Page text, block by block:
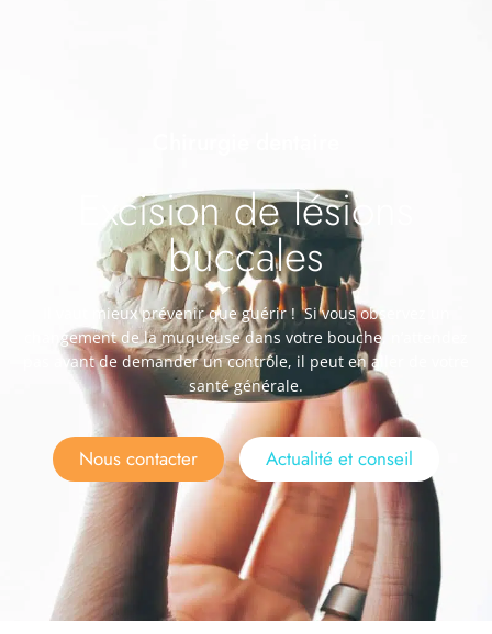
Excision de lésions
buccales
Il vaut mieux prévenir que guérir ! Si vous observez un
changement de la muqueuse dans votre bouche, n’attendez
pas avant de demander un contrôle, il peut en aller de votre
santé générale.
Nous contacter Actualité et conseil